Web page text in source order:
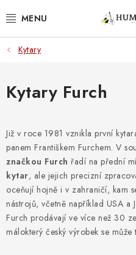
na
KYTARY
UKULELE
KLÁVESY
BICÍ
ZVUK
Kytary
Kytary Furch
Již v roce 1981 vznikla první
panem Františkem Furchem. V
značkou Furch řadí na přední
kytar, ale jejich precizní
oceňují hojně i v zahraničí, kam
nástrojů, včetně například USA a
Furch prodávají ve více než 30
málokterý český výrobek se